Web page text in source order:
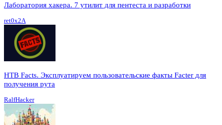
Лаборатория хакера. 7 утилит для пентеста и разработки
ret0x2A
HTB Facts. Эксплуатируем пользовательские факты Facter для
получения рута
RalfHacker